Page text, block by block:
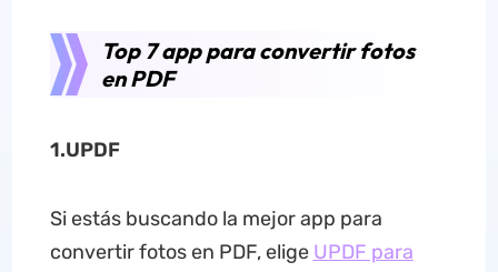
Top 7 app para convertir fotos
en PDF
1.UPDF
Si estás buscando la mejor app para
convertir fotos en PDF, elige UPDF para